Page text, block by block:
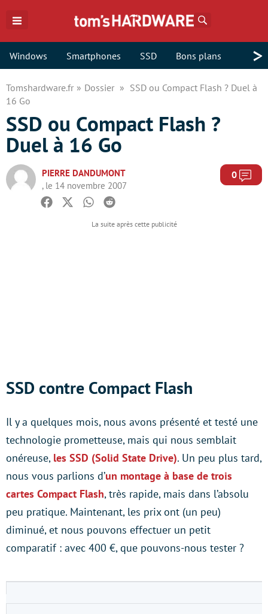
Windows Smartphones SSD Bons plans >
Tomshardware.fr Dossier
SSD ou Compact Flash ? Duel à
16 Go
SSD ou Compact Flash ?
Duel à 16 Go
PIERRE DANDUMONT
, le 14 novembre 2007
0
Facebook
TwitterWhatsapp
Reddit
SSD contre Compact Flash
Il y a quelques mois, nous avons présenté et testé une
technologie prometteuse, mais qui nous semblait
onéreuse, les SSD (Solid State Drive). Un peu plus tard,
nous vous parlions d’un montage à base de trois
cartes Compact Flash, très rapide, mais dans l’absolu
peu pratique. Maintenant, les prix ont (un peu)
diminué, et nous pouvons effectuer un petit
comparatif : avec 400 €, que pouvons-nous tester ?